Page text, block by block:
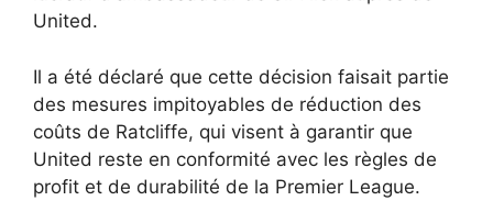
United.
Il a été déclaré que cette décision faisait partie
des mesures impitoyables de réduction des
coûts de Ratcliffe, qui visent à garantir que
United reste en conformité avec les règles de
profit et de durabilité de la Premier League.